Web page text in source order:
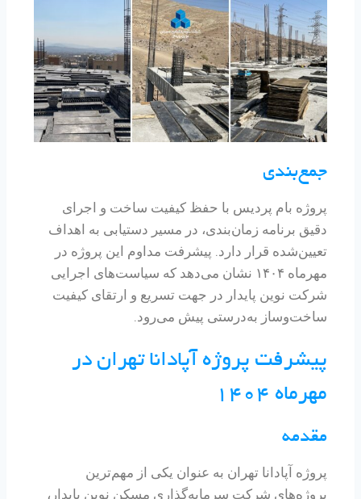
جمع‌بندی
پروژه بام پردیس با حفظ کیفیت ساخت و اجرای
دقیق برنامه زمان‌بندی، در مسیر دستیابی به اهداف
تعیین‌شده قرار دارد. پیشرفت مداوم این پروژه در
مهرماه ۱۴۰۴ نشان می‌دهد که سیاست‌های اجرایی
شرکت نوین پایدار در جهت تسریع و ارتقای کیفیت
ساخت‌وساز به‌درستی پیش می‌رود.
پیشرفت پروژه آپادانا تهران در
مهرماه ۱۴۰۴
مقدمه
پروژه آپادانا تهران به عنوان یکی از مهم‌ترین
پروژه‌های شرکت سرمایه‌گذاری مسکن نوین پایدار،